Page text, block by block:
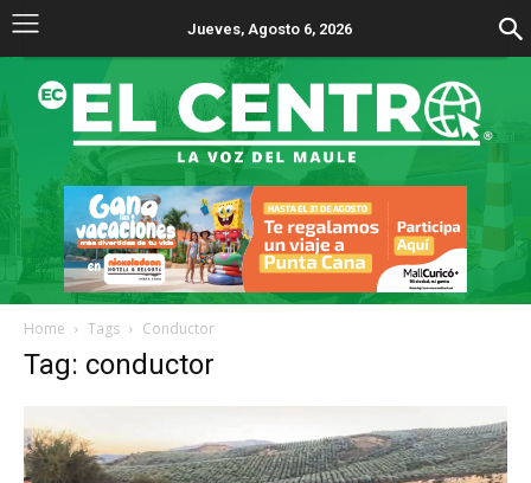
Jueves, Agosto 6, 2026
Home Tags Conductor
Tag: conductor